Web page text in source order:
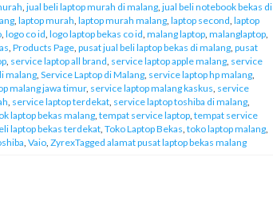
, jual beli laptop murah di malang, jual beli notebook bekas di
, laptop murah, laptop murah malang, laptop second, laptop
, logo co id, logo laptop bekas co id, malang laptop, malanglaptop,
, Products Page, pusat jual beli laptop bekas di malang, pusat
, service laptop all brand, service laptop apple malang, service
malang, Service Laptop di Malang, service laptop hp malang,
malang jawa timur, service laptop malang kaskus, service
, service laptop terdekat, service laptop toshiba di malang,
laptop bekas malang, tempat service laptop, tempat service
laptop bekas terdekat, Toko Laptop Bekas, toko laptop malang,
, Vaio, ZyrexTagged alamat pusat laptop bekas malang